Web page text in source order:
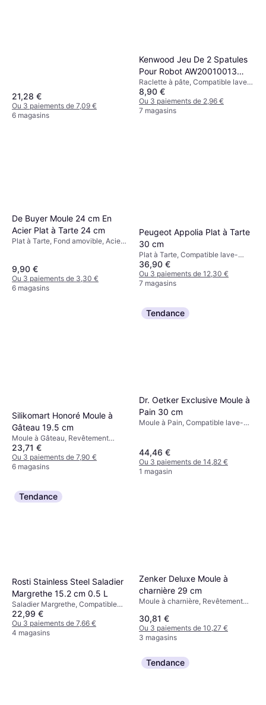
21,28 €
Ou 3 paiements de 7,09 €
6 magasins
Kenwood Jeu De 2 Spatules
Pour Robot AW20010013
Raclette à pâte
Raclette à pâte, Compatible lave-
vaisselle Couleur: Argent, Noir,
Gris
8,90 €
Ou 3 paiements de 2,96 €
7 magasins
De Buyer Moule 24 cm En
Acier Plat à Tarte 24 cm
Plat à Tarte, Fond amovible, Acier,
9,90 €
Ou 3 paiements de 3,30 €
6 magasins
Peugeot Appolia Plat à Tarte
30 cm
Plat à Tarte, Compatible lave-
vaisselle, Rond Couleur: Rouge,
Blanc, Bleu, Gris
36,90 €
Ou 3 paiements de 12,30 €
7 magasins
Silikomart Honoré Moule à
Gâteau 19.5 cm
Moule à Gâteau, Revêtement
antiadhésif, Compatible lave-
vaisselle, Silicone, Rond Couleur:
Blanc
23,71 €
Ou 3 paiements de 7,90 €
6 magasins
Tendance
Dr. Oetker Exclusive Moule à
Pain 30 cm
Moule à Pain, Compatible lave-
44,46 €
Ou 3 paiements de 14,82 €
1 magasin
Tendance
Rosti Stainless Steel Saladier
Margrethe 15.2 cm 0.5 L
Saladier Margrethe, Compatible
lave-vaisselle, Acier inoxydable
Couleur: Acier Inoxydable Poids:
261 g
22,99 €
Ou 3 paiements de 7,66 €
4 magasins
Zenker Deluxe Moule à
charnière 29 cm
Moule à charnière, Revêtement
vaisselle, Acier inoxydable,
Rectangulaire
30,81 €
Ou 3 paiements de 10,27 €
3 magasins
Tendance